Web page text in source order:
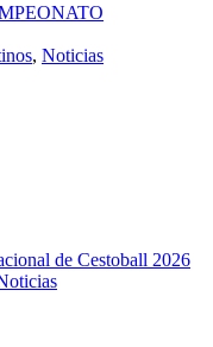
, Noticias
de Cestoball 2026